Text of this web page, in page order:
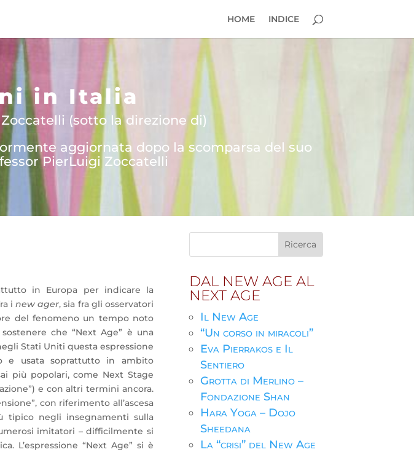
HOME INDICE
in Italia
(sotto la direzione di)
aggiornata dopo la scomparsa del suo
PierLuigi Zoccatelli
in Europa per indicare la
inew ager, sia fra gli osservatori
del fenomeno un tempo noto
che “Next Age” è una
Stati Uniti questa espressione
e usata soprattutto in ambito
più popolari, come Next Stage
e con altri termini ancora.
con riferimento all’ascesa
tipico negli insegnamenti sulla
imitatori – difficilmente si
L’espressione “Next Age” si è
DAL NEW AGE AL
NEXT AGE
Il New Age
“Un corso in miracoli”
Eva Pierrakos e Il
Sentiero
Grotta di Merlino –
Fondazione Shan
Hara Yoga – Dojo
Sheedana
La “crisi” del New Age